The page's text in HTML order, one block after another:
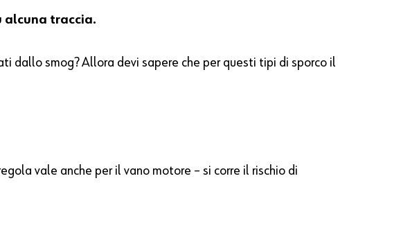
alcuna traccia.
dallo smog? Allora devi sapere che per questi tipi di sporco il
vale anche per il vano motore – si corre il rischio di